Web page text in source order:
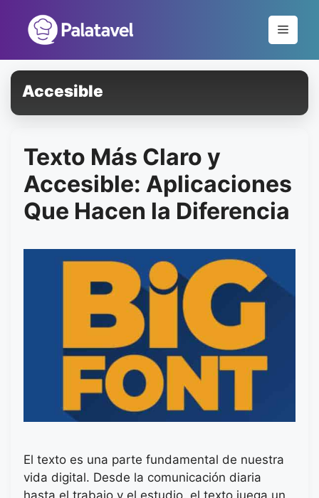
conteúdo
Menu
Accesible
Texto Más Claro y
Accesible: Aplicaciones
Que Hacen la Diferencia
El texto es una parte fundamental de nuestra
vida digital. Desde la comunicación diaria
hasta el trabajo y el estudio, el texto juega un